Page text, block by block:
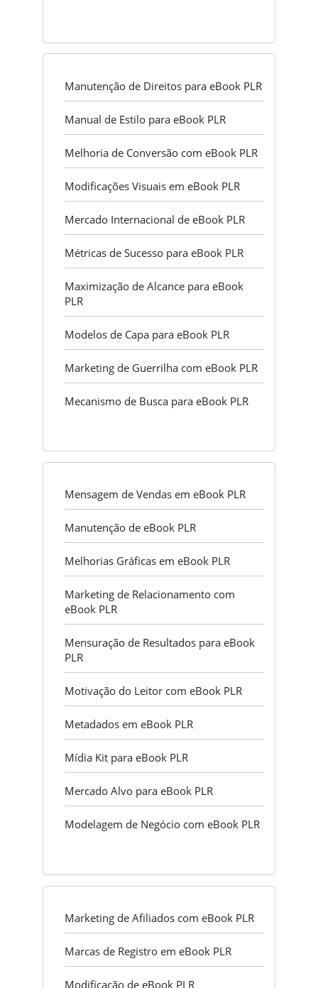
Manutenção de Direitos para eBook PLR
Manual de Estilo para eBook PLR
Melhoria de Conversão com eBook PLR
Modificações Visuais em eBook PLR
Mercado Internacional de eBook PLR
Métricas de Sucesso para eBook PLR
Maximização de Alcance para eBook
PLR
Modelos de Capa para eBook PLR
Marketing de Guerrilha com eBook PLR
Mecanismo de Busca para eBook PLR
Mensagem de Vendas em eBook PLR
Manutenção de eBook PLR
Melhorias Gráficas em eBook PLR
Marketing de Relacionamento com
eBook PLR
Mensuração de Resultados para eBook
PLR
Motivação do Leitor com eBook PLR
Metadados em eBook PLR
Mídia Kit para eBook PLR
Mercado Alvo para eBook PLR
Modelagem de Negócio com eBook PLR
Marketing de Afiliados com eBook PLR
Marcas de Registro em eBook PLR
Modificação de eBook PLR